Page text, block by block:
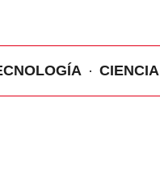
CIENCIA